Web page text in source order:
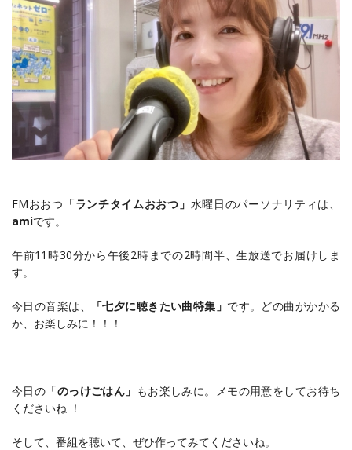
FMおおつ 「ランチタイムおおつ」 水曜日のパーソナリティは、
amiです。
午前11時30分から午後2時までの2時間半、生放送でお届けしま
す。
今日の音楽は、 「七夕に聴きたい曲特集」 です。どの曲がかかる
か、お楽しみに！！！
今日の「のっけごはん」 もお楽しみに。メモの用意をしてお待ち
くださいね ！
そして、番組を聴いて、ぜひ作ってみてくださいね。